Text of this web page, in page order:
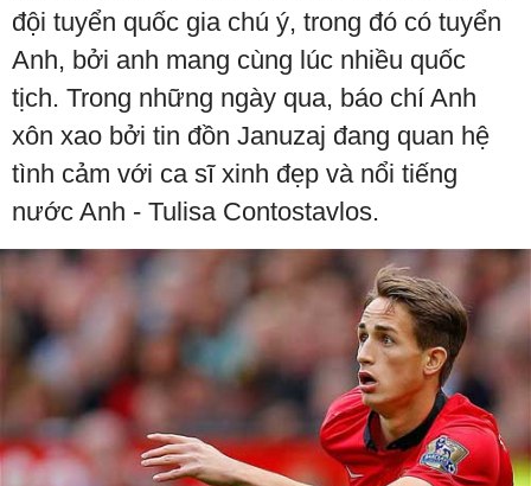
đội tuyển quốc gia chú ý, trong đó có tuyển
Anh, bởi anh mang cùng lúc nhiều quốc
tịch. Trong những ngày qua, báo chí Anh
xôn xao bởi tin đồn Januzaj đang quan hệ
tình cảm với ca sĩ xinh đẹp và nổi tiếng
nước Anh - Tulisa Contostavlos.